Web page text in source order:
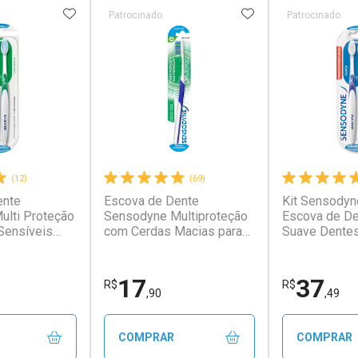
Ativar Desconto Ativar
(12)
Proteção
ADICIONAR AOS FAVORITOS
(69)
Escova de Dente
Sensodyne Multiproteção
com Cerdas Macias para
Patrocinado
R$17,90
ADICIONAR AOS
COMPRAR
Kit
Escova de
Suave
Patrocinado
R$37,49
COMPRAR